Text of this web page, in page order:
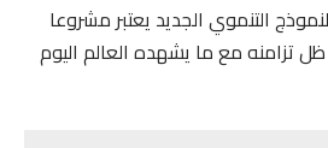
التنموي الجديد يعتبر مشروعا
مع ما يشهده العالم اليوم